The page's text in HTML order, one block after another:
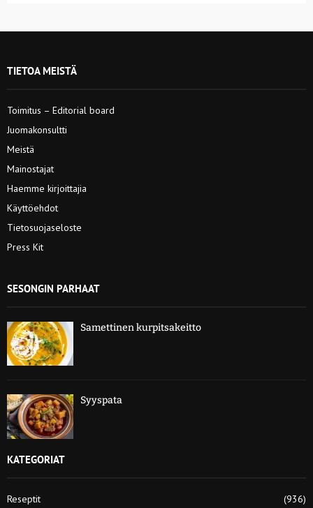
TIETOA MEISTÄ
Toimitus – Editorial board
Juomakonsultti
Meistä
Mainostajat
Haemme kirjoittajia
Käyttöehdot
Tietosuojaseloste
Press Kit
SESONGIN PARHAAT
Samettinen kurpitsakeitto
Syyspata
KATEGORIAT
Reseptit
(936)